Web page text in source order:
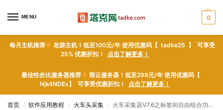
MENU 0
每月主机推荐
老薜主机！低至100元/年 使用优惠码【 tadke25 】 可享受
25% 优惠折扣！ 点击了解更多！
最佳性价比服务器推荐
雨云服务器！低至299元/年 使用优惠码【
Njk4NDEx】 可享受优惠折扣！ 点击了解更多！
首页 / 软件应用教程 / 火车头采集 / 火车采集器V7.6之标签间自由组合功能使用方法_爬虫软件技术与爬虫软件网页数据采集器门户